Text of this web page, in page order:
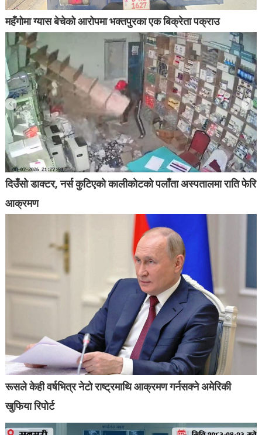
महँगोमा ग्यास बेचेको आरोपमा भक्तपुरका एक बिक्रेता पक्राउ
दिउँसो डाक्टर, नर्स कुटिएको कालीकोटको पलाँता अस्पतालमा राति फेरि
आक्रमण
रूसले केही वर्षभित्र नेटो राष्ट्रमाथि आक्रमण गर्नसक्ने अमेरिकी
खुफिया रिपोर्ट